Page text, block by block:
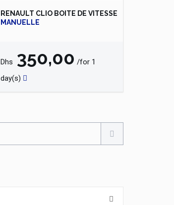
RENAULT CLIO BOITE DE VITESSE
MANUELLE
Dhs 350,00 /for 1
day(s)